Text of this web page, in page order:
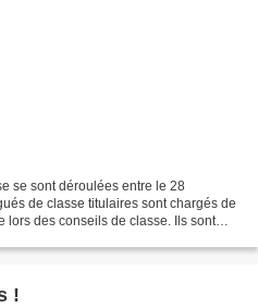
se sont déroulées entre le 28
de classe titulaires sont chargés de
lors des conseils de classe. Ils sont
!